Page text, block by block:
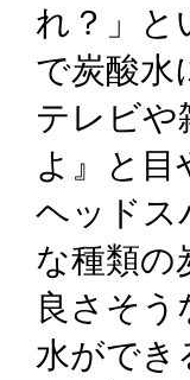
れ？」と
で炭酸水
テレビや
よ』と目
ヘッドス
な種類の
良さそ
水ができ